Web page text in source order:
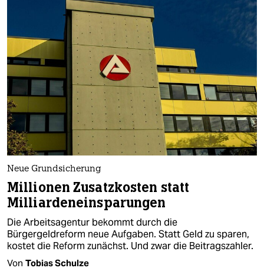
Neue Grundsicherung
Millionen Zusatzkosten statt
Milliardeneinsparungen
Die Arbeitsagentur bekommt durch die
Bürgergeldreform neue Aufgaben. Statt Geld zu sparen,
kostet die Reform zunächst. Und zwar die Beitragszahler.
Von Tobias Schulze